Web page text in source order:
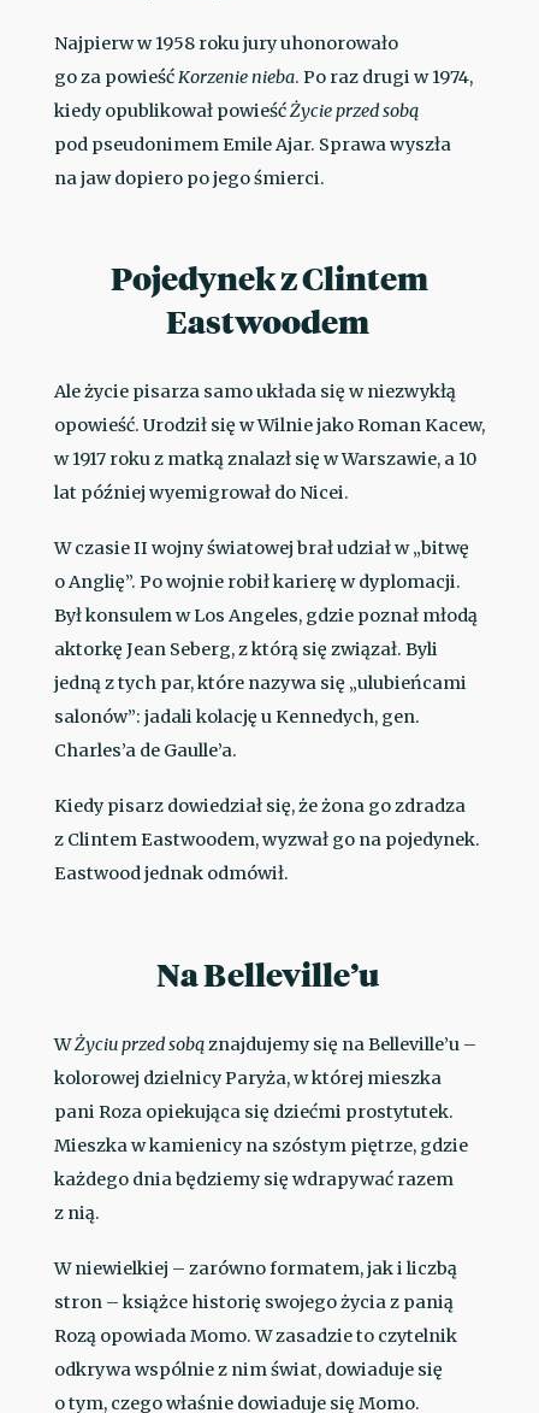
Najpierw w 1958 roku jury uhonorowało
go za powieśćKorzenie nieba. Po raz drugi w 1974,
kiedy opublikował powieśćŻycie przed sobą
pod pseudonimem Emile Ajar. Sprawa wyszła
na jaw dopiero po jego śmierci.
Pojedynek z Clintem
Eastwoodem
Ale życie pisarza samo układa się w niezwykłą
opowieść. Urodził się w Wilnie jako Roman Kacew,
w 1917 roku z matką znalazł się w Warszawie, a 10
lat później wyemigrował do Nicei.
W czasie II wojny światowej brał udział w „bitwę
o Anglię”. Po wojnie robił karierę w dyplomacji.
Był konsulem w Los Angeles, gdzie poznał młodą
aktorkę Jean Seberg, z którą się związał. Byli
jedną z tych par, które nazywa się „ulubieńcami
salonów”: jadali kolację u Kennedych, gen.
Charles’a de Gaulle’a.
Kiedy pisarz dowiedział się, że żona go zdradza
z Clintem Eastwoodem, wyzwał go na pojedynek.
Eastwood jednak odmówił.
Na Belleville’u
WŻyciu przed sobąznajdujemy się na Belleville’u –
kolorowej dzielnicy Paryża, w której mieszka
pani Roza opiekująca się dziećmi prostytutek.
Mieszka w kamienicy na szóstym piętrze, gdzie
każdego dnia będziemy się wdrapywać razem
z nią.
W niewielkiej – zarówno formatem, jak i liczbą
stron – książce historię swojego życia z panią
Rozą opowiada Momo. W zasadzie to czytelnik
odkrywa wspólnie z nim świat, dowiaduje się
o tym, czego właśnie dowiaduje się Momo.